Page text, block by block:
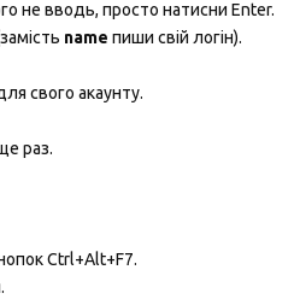
не вводь, просто натисни Enter.
name пиши свій логін).
свого акаунту.
раз.
Ctrl+Alt+F7.